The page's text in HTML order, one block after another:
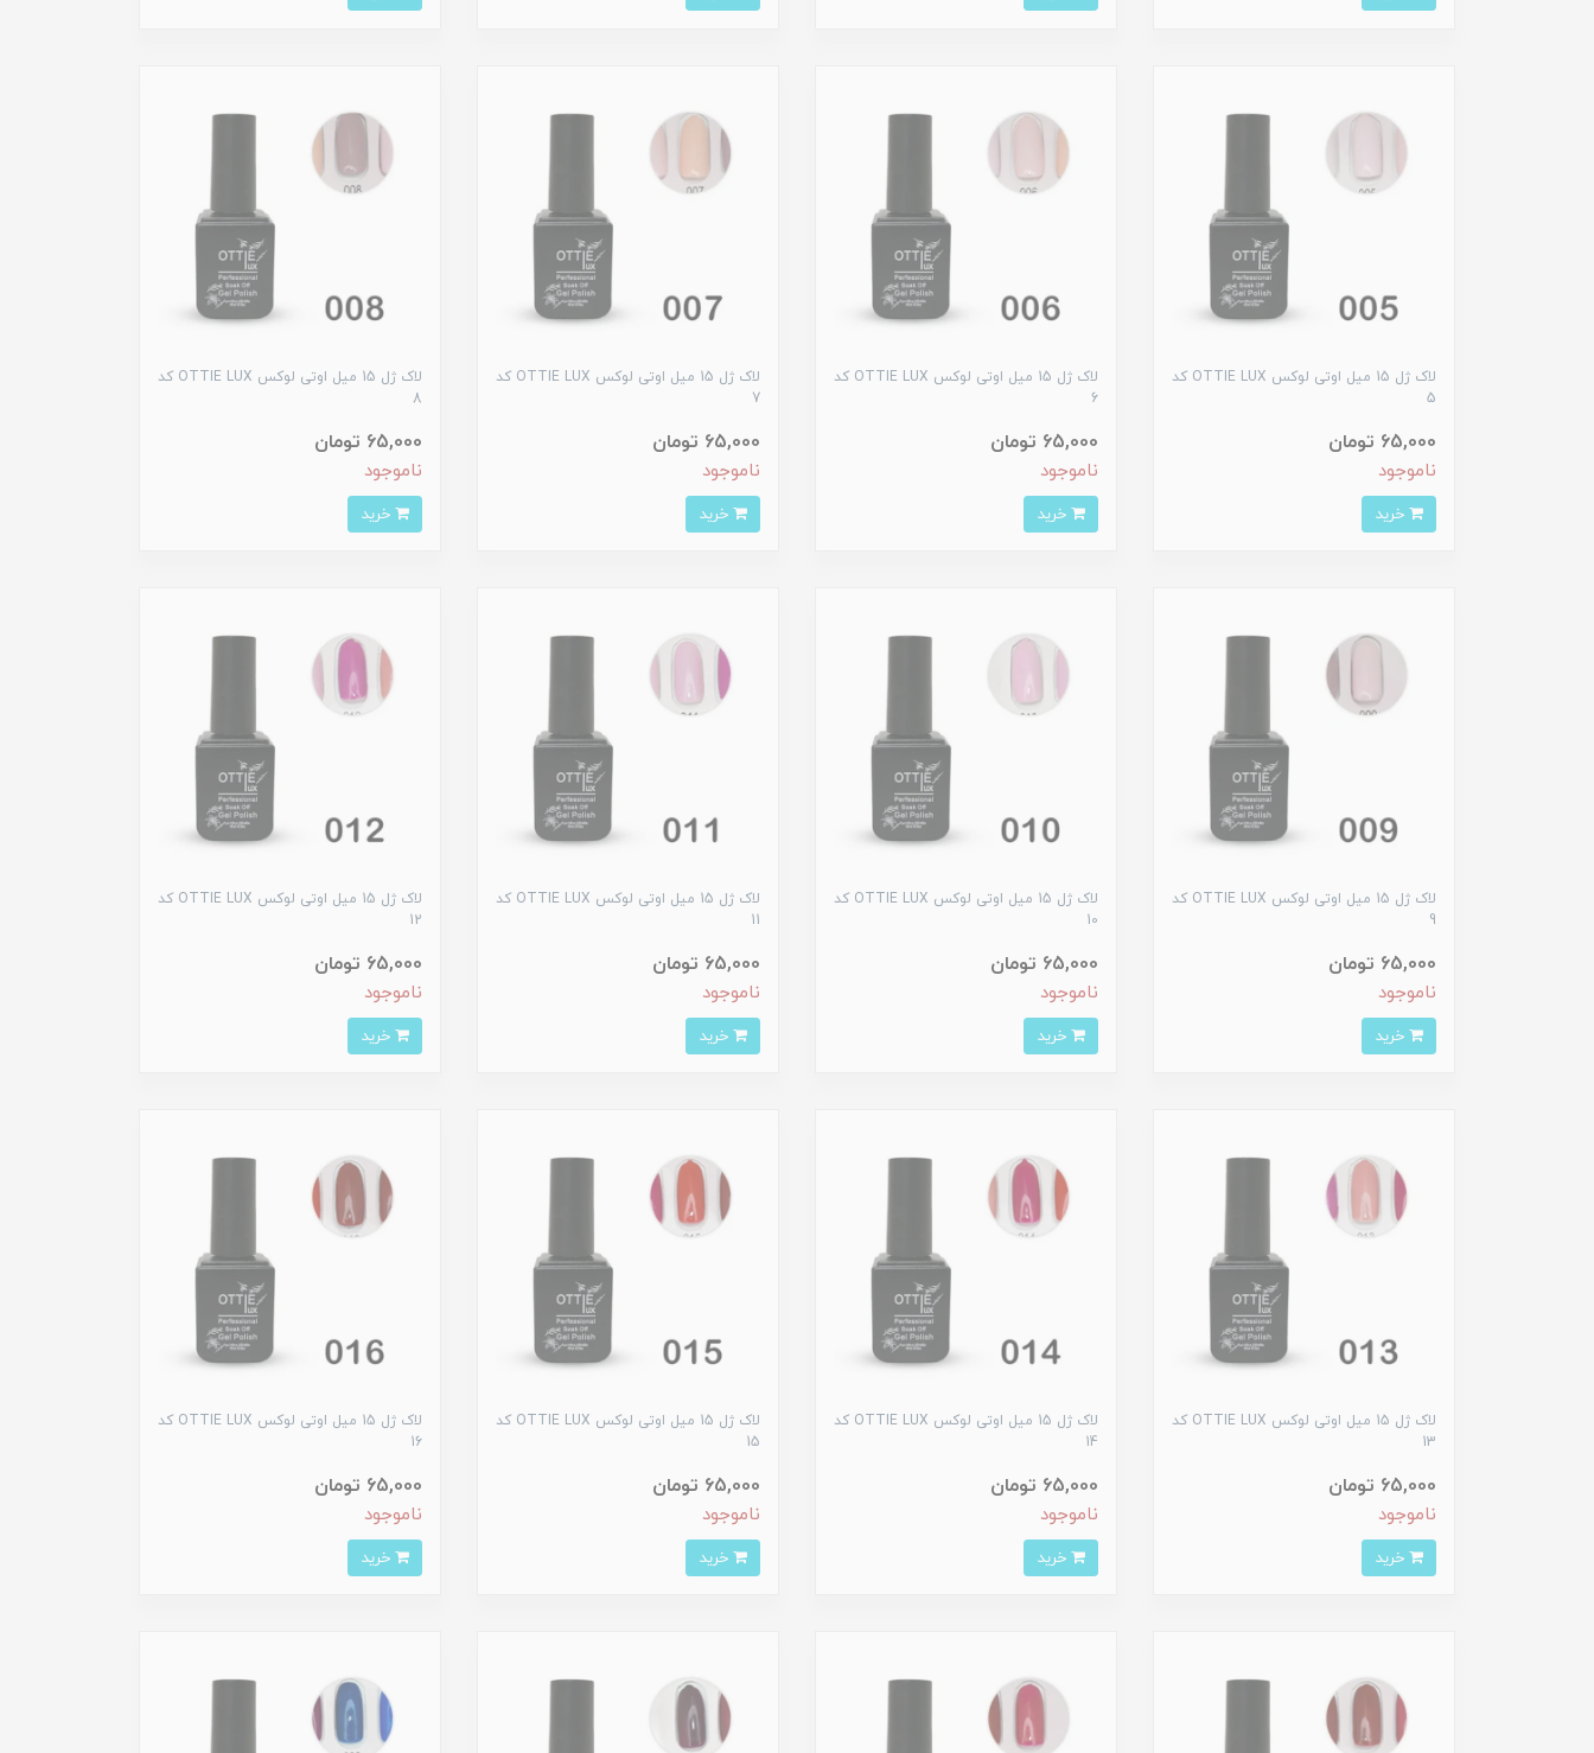
لاک ژل 15 میل اوتی لوکس OTTIE LUX کد
5
65,000 تومان
ناموجود
لاک ژل 15 میل اوتی لوکس OTTIE LUX کد
6
65,000 تومان
ناموجود
لاک ژل 15 میل اوتی لوکس OTTIE LUX کد
7
65,000 تومان
ناموجود
لاک ژل 15 میل اوتی لوکس OTTIE LUX کد
8
65,000 تومان
ناموجود
لاک ژل 15 میل اوتی لوکس OTTIE LUX کد
9
65,000 تومان
ناموجود
لاک ژل 15 میل اوتی لوکس OTTIE LUX کد
10
65,000 تومان
ناموجود
لاک ژل 15 میل اوتی لوکس OTTIE LUX کد
11
65,000 تومان
ناموجود
لاک ژل 15 میل اوتی لوکس OTTIE LUX کد
12
65,000 تومان
ناموجود
لاک ژل 15 میل اوتی لوکس OTTIE LUX کد
13
65,000 تومان
ناموجود
لاک ژل 15 میل اوتی لوکس OTTIE LUX کد
14
65,000 تومان
ناموجود
لاک ژل 15 میل اوتی لوکس OTTIE LUX کد
15
65,000 تومان
ناموجود
لاک ژل 15 میل اوتی لوکس OTTIE LUX کد
16
65,000 تومان
ناموجود